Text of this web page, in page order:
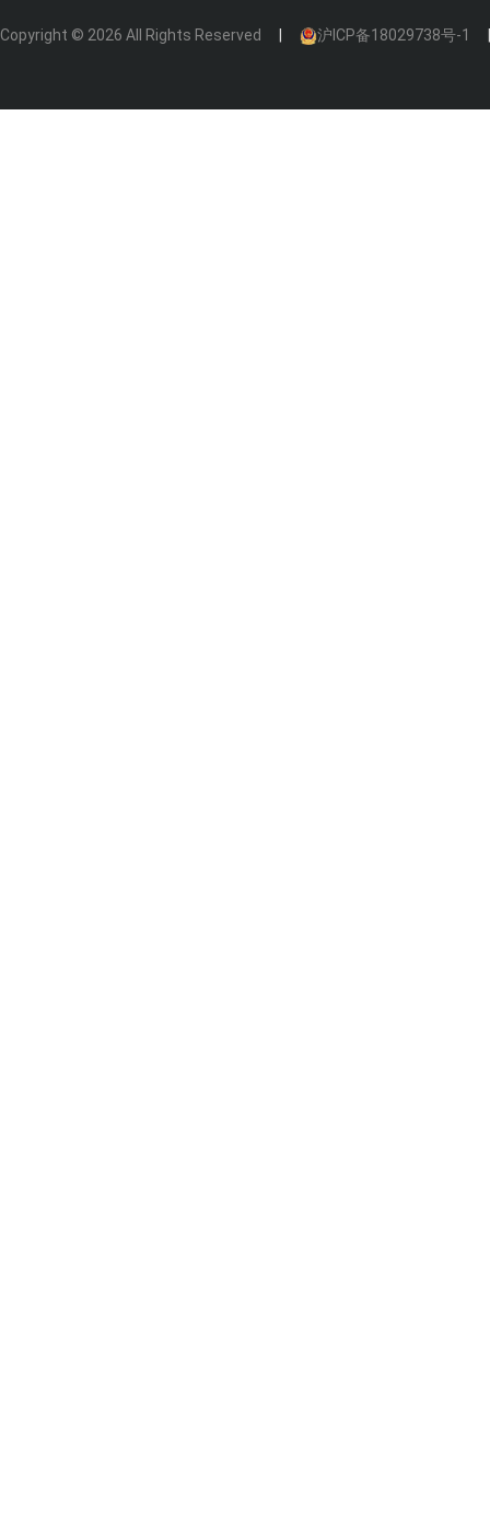
Copyright © 2026 All Rights Reserved 沪ICP备18029738号-1